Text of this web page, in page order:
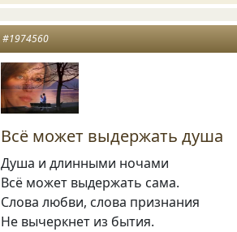
#1974560
Всё может выдержать душа
Душа и длинными ночами
Всё может выдержать сама.
Слова любви, слова признания
Не вычеркнет из бытия.